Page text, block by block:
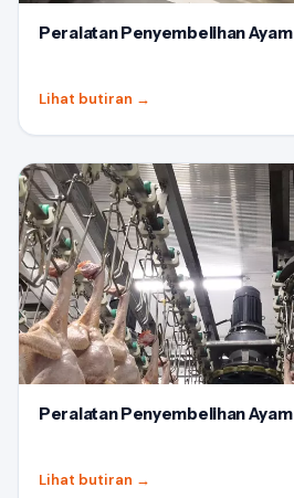
Peralatan Penyembelihan Ayam
Lihat butiran →
Peralatan Penyembelihan Ayam
Lihat butiran →